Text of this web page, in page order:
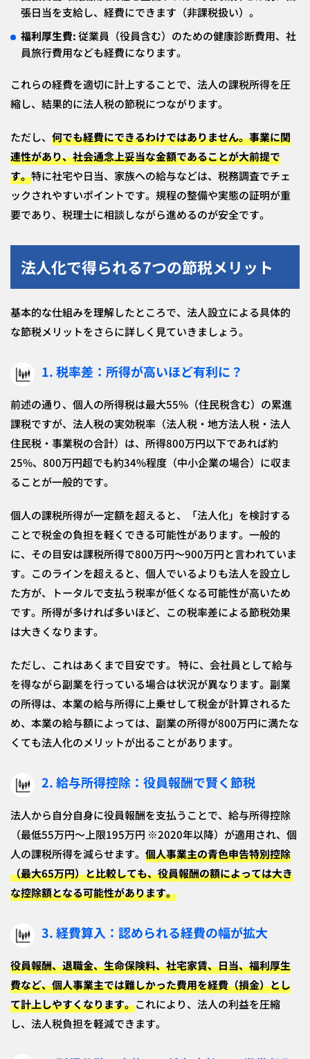
張日当を支給し、経費にできます（非課税扱い）。
福利厚生費:従業員（役員含む）のための健康診断費用、社
員旅行費用なども経費になります。
これらの経費を適切に計上することで、法人の課税所得を圧
縮し、結果的に法人税の節税につながります。
ただし、 何でも経費にできるわけではありません。事業に関
連性があり、社会通念上妥当な金額であることが大前提で
す。特に社宅や日当、家族への給与などは、税務調査でチェ
ックされやすいポイントです。規程の整備や実態の証明が重
要であり、税理士に相談しながら進めるのが安全です。
法人化で得られる7つの節税メリット
基本的な仕組みを理解したところで、法人設立による具体的
な節税メリットをさらに詳しく見ていきましょう。
1. 税率差：所得が高いほど有利に？
前述の通り、個人の所得税は最大55%（住民税含む）の累進
課税ですが、法人税の実効税率（法人税・地方法人税・法人
住民税・事業税の合計）は、所得800万円以下であれば約
25%、800万円超でも約34%程度（中小企業の場合）に収ま
ることが一般的です。
個人の課税所得が一定額を超えると、「法人化」を検討する
ことで税金の負担を軽くできる可能性があります。一般的
に、その目安は課税所得で800万円〜900万円と言われていま
す。このラインを超えると、個人でいるよりも法人を設立し
た方が、トータルで支払う税率が低くなる可能性が高いため
です。所得が多ければ多いほど、この税率差による節税効果
は大きくなります。
ただし、これはあくまで目安です。 特に、会社員として給与
を得ながら副業を行っている場合は状況が異なります。副業
の所得は、本業の給与所得に上乗せして税金が計算されるた
め、本業の給与額によっては、副業の所得が800万円に満たな
くても法人化のメリットが出ることがあります。
2. 給与所得控除：役員報酬で賢く節税
法人から自分自身に役員報酬を支払うことで、給与所得控除
（最低55万円～上限195万円 ※2020年以降）が適用され、個
人の課税所得を減らせます。 個人事業主の青色申告特別控除
（最大65万円）と比較しても、役員報酬の額によっては大き
な控除額となる可能性があります。
3. 経費算入：認められる経費の幅が拡大
役員報酬、退職金、生命保険料、社宅家賃、日当、福利厚生
費など、個人事業主では難しかった費用を経費（損金）とし
て計上しやすくなります。これにより、法人の利益を圧縮
し、法人税負担を軽減できます。